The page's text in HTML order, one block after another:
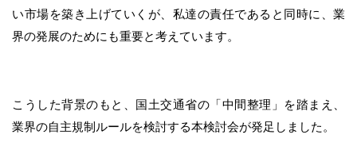
い市場を築き上げていくが、私達の責任であると同時に、業
界の発展のためにも重要と考えています。
こうした背景のもと、国土交通省の「中間整理」を踏まえ、
業界の自主規制ルールを検討する本検討会が発足しました。